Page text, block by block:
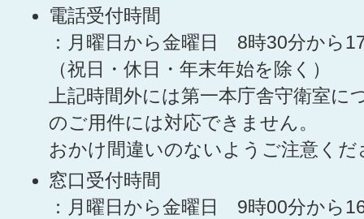
電話受付時間
：月曜日から金曜日 8時30分から
（祝日・休日・年末年始を除く）
上記時間外には第一本庁舎守衛室に
のご用件には対応できません。
おかけ間違いのないようご注意くだ
窓口受付時間
：月曜日から金曜日 9時00分から